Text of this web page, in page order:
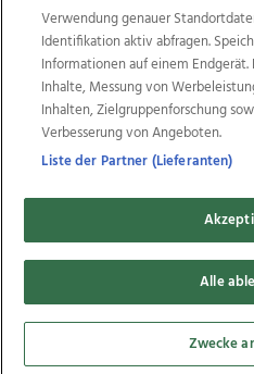
Weitere Angebote des
TV1 di-mog-i.at
Life Radio
OÖN Karriere
OÖN Reise
Regionaljobs
Copyrights © 2026 Tips
developed
Cookie
Verwendung genauer
Identifikation aktiv abfragen.
Informationen auf einem
Inhalte, Messung von
Inhalten, Zielgruppenforschung
Verbesserung von Angeboten.
Liste der Partner (Lieferanten)
Alle
Zwecke